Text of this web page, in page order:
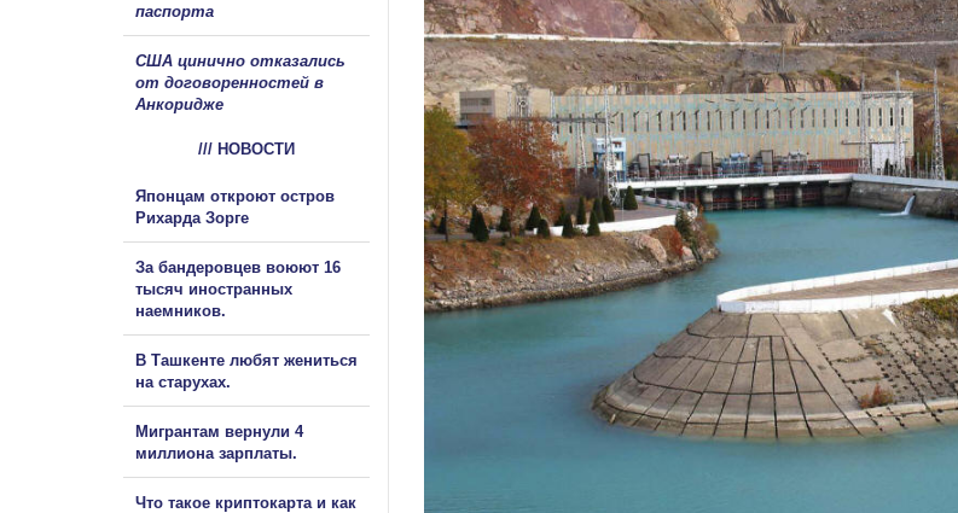
паспорта
США цинично отказались
от договоренностей в
Анкоридже
/// НОВОСТИ
Японцам откроют остров
Рихарда Зорге
За бандеровцев воюют 16
тысяч иностранных
наемников.
В Ташкенте любят жениться
на старухах.
Мигрантам вернули 4
миллиона зарплаты.
Что такое криптокарта и как